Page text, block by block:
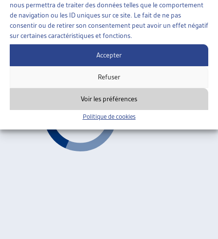
nous permettra de traiter des données telles que le comportement
de navigation ou les ID uniques sur ce site. Le fait de ne pas
consentir ou de retirer son consentement peut avoir un effet négatif
sur certaines caractéristiques et fonctions.
Accepter
Refuser
Voir les préférences
Politique de cookies
RÉVISION DES NORMES CSIAS, ENJEUX ET
PERSPECTIVES, LE POINT DE VUE D’UN SERVICE
PRIVÉ
ARTIASinfo 1/2004, mars 2004
Révisions des normes CSIAS ARTIAS